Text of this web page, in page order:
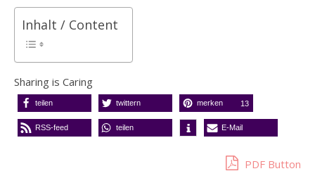
Inhalt / Content
Sharing is Caring
teilen twittern merken 13
RSS-feed teilen E-Mail
PDF Button